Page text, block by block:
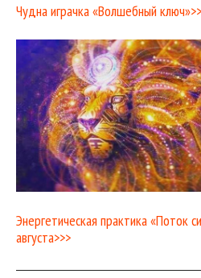
Чудна играчка «Волшебный
Энергетическая практика «Поток
августа>>>